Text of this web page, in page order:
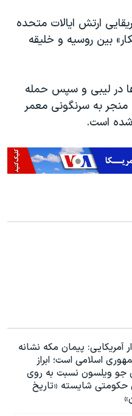
ارتش ایالات متحده
بین روسیه و خلیقه
در لیبی و سپس حمله
منجر به سرنگونی معمر
شده است.
آمریکایی: پیمان مکه نشانه
اسلامی است؛ ابراز
جو ویلسون نسبت به روی
حکومتی شایسته «تاریخ